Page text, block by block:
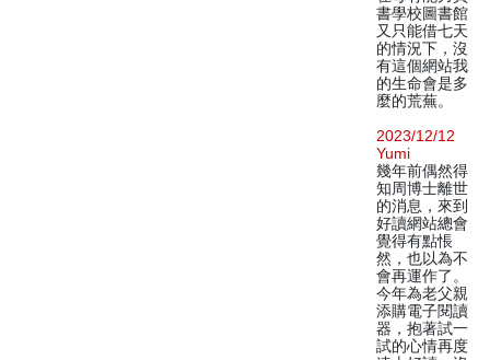
書學校圖書館
又只能借七天
的情況下，沒
有這個網站我
的生命會是多
麼的荒蕪。
2023/12/12
Yumi
幾年前偶然得
知周博士離世
的消息，來到
好讀網站總會
覺得有點悵
然，也以為不
會再運作了。
今年為老父親
添購電子閱讀
器，抱著試一
試的心情再度